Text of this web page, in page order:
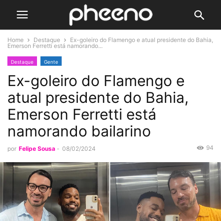
Home Destaque
Ex-goleiro do Flamengo e atual presidente do Bahia,
Emerson Ferretti está namorando...
Destaque Gente
Ex-goleiro do Flamengo e
atual presidente do Bahia,
Emerson Ferretti está
namorando bailarino
por Felipe Sousa - 08/02/2024 94